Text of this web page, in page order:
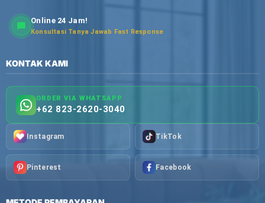
Online 24 Jam!
Konsultasi Tanya Jawab Fast Response
KONTAK KAMI
ORDER VIA WHATSAPP
+62 823-2620-3040
Instagram TikTok
Pinterest Facebook